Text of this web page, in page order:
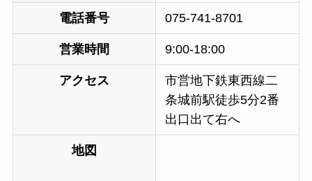
電話番号 075-741-8701
営業時間 9:00-18:00
アクセス
市営地下鉄東西線二
条城前駅徒歩5分2番
出口出て右へ
地図